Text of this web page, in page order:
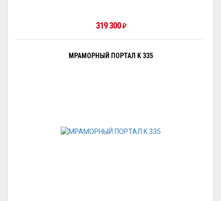
319 300₽
МРАМОРНЫЙ ПОРТАЛ K 335